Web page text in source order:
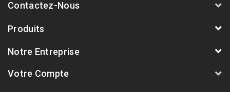
Contactez-Nous
Produits
Notre Entreprise
Votre Compte